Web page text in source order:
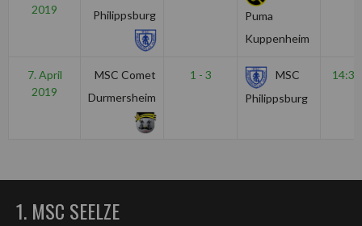
2019
Philippsburg
Puma
Kuppenheim
7. April
2019
MSC Comet
Durmersheim
1 - 3
MSC
Philippsburg
14:30
1. MSC SEELZE